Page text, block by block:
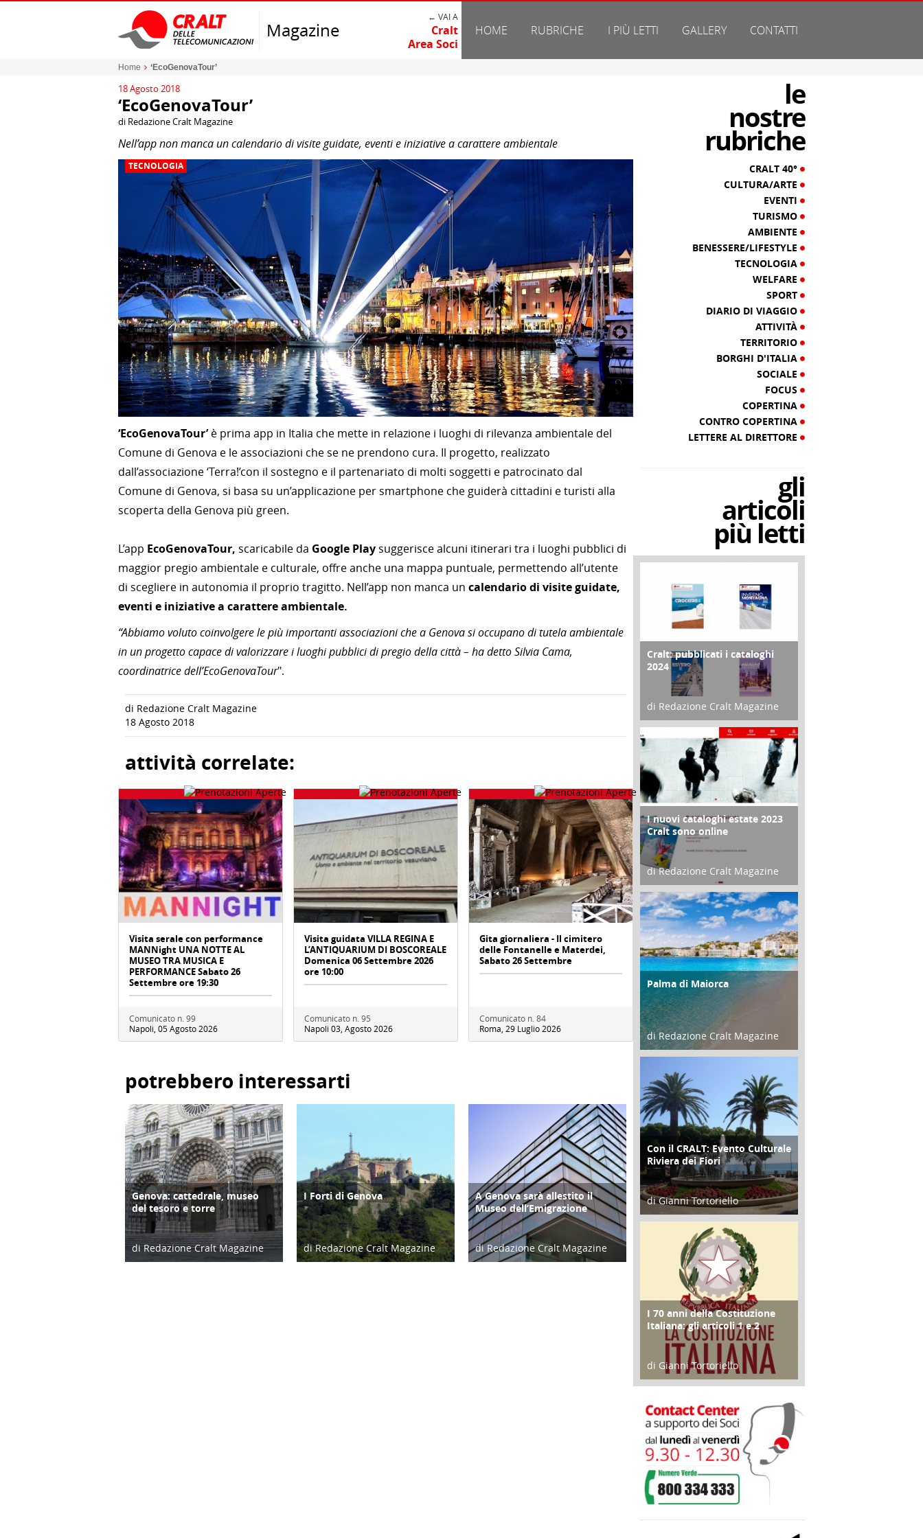
Magazine
← VAI A
Cralt
Area Soci
HOME RUBRICHE I PIÙ LETTI GALLERY CONTATTI
Home ‘EcoGenovaTour’
18 Agosto 2018
‘EcoGenovaTour’
di Redazione Cralt Magazine
Nell’app non manca un calendario di visite guidate, eventi e iniziative a carattere ambientale
TECNOLOGIA
‘EcoGenovaTour’è prima app in Italia che mette in relazione i luoghi di rilevanza ambientale del
Comune di Genova e le associazioni che se ne prendono cura. Il progetto, realizzato
dall’associazione ‘Terra!’con il sostegno e il partenariato di molti soggetti e patrocinato dal
Comune di Genova, si basa su un’applicazione per smartphone che guiderà cittadini e turisti alla
scoperta della Genova più green.
L’app EcoGenovaTour, scaricabile da Google Playsuggerisce alcuni itinerari tra i luoghi pubblici di
maggior pregio ambientale e culturale, offre anche una mappa puntuale, permettendo all’utente
di scegliere in autonomia il proprio tragitto. Nell’app non manca un calendario di visite guidate,
eventi e iniziative a carattere ambientale.
“Abbiamo voluto coinvolgere le più importanti associazioni che a Genova si occupano di tutela ambientale
in un progetto capace di valorizzare i luoghi pubblici di pregio della città – ha detto Silvia Cama,
coordinatrice dell’EcoGenovaTour".
di Redazione Cralt Magazine
18 Agosto 2018
attività correlate:
Visita serale con performance
MANNight UNA NOTTE AL
MUSEO TRA MUSICA E
PERFORMANCE Sabato 26
Settembre ore 19:30
Comunicato n. 99
Napoli, 05 Agosto 2026
Visita guidata VILLA REGINA E
L’ANTIQUARIUM DI BOSCOREALE
Domenica 06 Settembre 2026
ore 10:00
Comunicato n. 95
Napoli 03, Agosto 2026
Gita giornaliera - Il cimitero
delle Fontanelle e Materdei,
Sabato 26 Settembre
Comunicato n. 84
Roma, 29 Luglio 2026
potrebbero interessarti
ATTIVITÀ
Genova: cattedrale, museo
del tesoro e torre
di Redazione Cralt Magazine
ATTIVITÀ
I Forti di Genova
di Redazione Cralt Magazine
SOCIALE
A Genova sarà allestito il
Museo dell’Emigrazione
di Redazione Cralt Magazine
le
nostre
rubriche
CRALT 40°
CULTURA/ARTE
EVENTI
TURISMO
AMBIENTE
BENESSERE/LIFESTYLE
TECNOLOGIA
WELFARE
SPORT
DIARIO DI VIAGGIO
ATTIVITÀ
TERRITORIO
BORGHI D'ITALIA
SOCIALE
FOCUS
COPERTINA
CONTRO COPERTINA
LETTERE AL DIRETTORE
gli
articoli
più letti
COPERTINA
Cralt: pubblicati i cataloghi
2024
di Redazione Cralt Magazine
21 Novembre 2023
CONTRO COPERTINA
I nuovi cataloghi estate 2023
Cralt sono online
di Redazione Cralt Magazine
07 Marzo 2023
ATTIVITÀ
Palma di Maiorca
di Redazione Cralt Magazine
25 Giugno 2016
ATTIVITÀ
Con il CRALT: Evento Culturale
Riviera dei Fiori
di Gianni Tortoriello
16 Febbraio 2018
FOCUS
I 70 anni della Costituzione
Italiana: gli articoli 1 e 2
di Gianni Tortoriello
17 Marzo 2018